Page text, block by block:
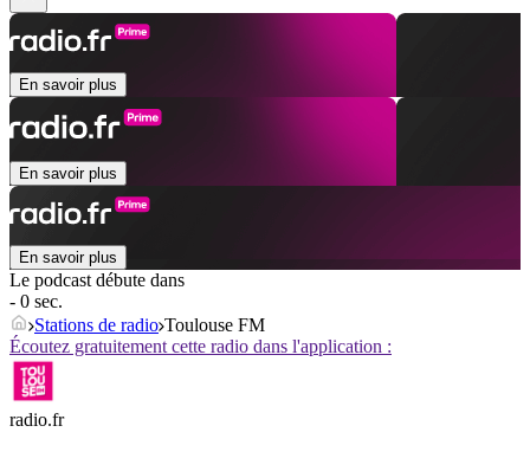
En savoir plus
En savoir plus
En savoir plus
Le podcast débute dans
- 0 sec.
Stations de radio Toulouse FM
Écoutez gratuitement cette radio dans l'application :
radio.fr